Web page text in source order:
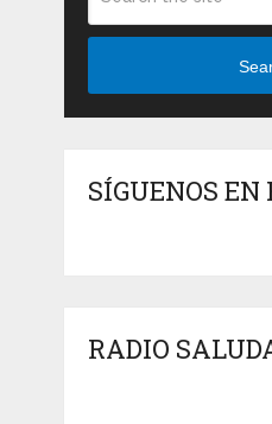
SÍGUENOS EN
RADIO